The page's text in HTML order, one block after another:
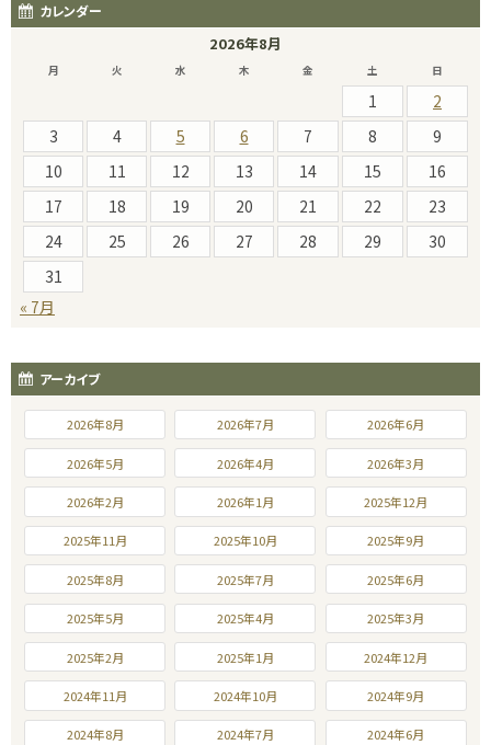
カレンダー
2026年8月
月 火 水 木 金 土 日
1
2
3
4 5 6 7 8
9
10
11 12 13 14 15
16
17
18 19 20 21 22
23
24
25 26 27 28 29
30
31
« 7月
アーカイブ
2026年8月 2026年7月 2026年6月
2026年5月 2026年4月 2026年3月
2026年2月 2026年1月 2025年12月
2025年11月 2025年10月 2025年9月
2025年8月 2025年7月 2025年6月
2025年5月 2025年4月 2025年3月
2025年2月 2025年1月 2024年12月
2024年11月 2024年10月 2024年9月
2024年8月 2024年7月 2024年6月